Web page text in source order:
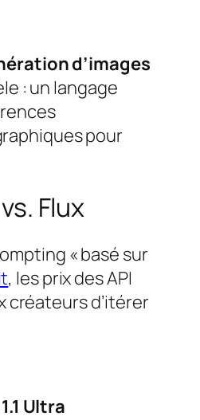
d’images
: un langage
pour
Flux
« basé sur
, les prix des API
créateurs d’itérer
Ultra